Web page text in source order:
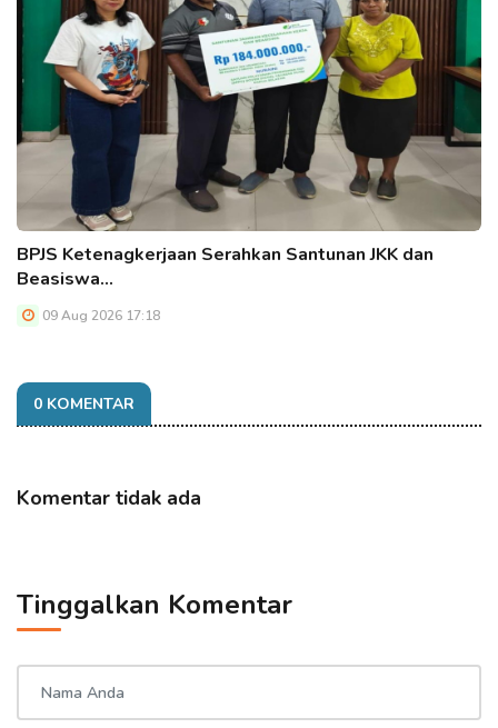
BPJS Ketenagkerjaan Serahkan Santunan JKK dan
Beasiswa…
09 Aug 2026 17:18
0 KOMENTAR
Komentar tidak ada
Tinggalkan Komentar